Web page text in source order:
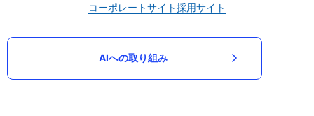
コーポレートサイト採用サイト
AIへの取り組み